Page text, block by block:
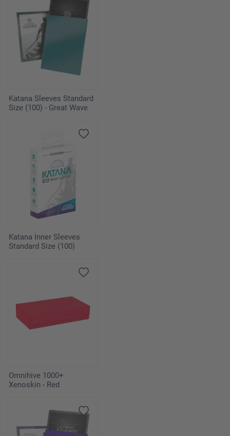
Katana Sleeves Standard
Size (100) - Great Wave
Katana Inner Sleeves
Standard Size (100)
Omnihive 1000+
Xenoskin - Red